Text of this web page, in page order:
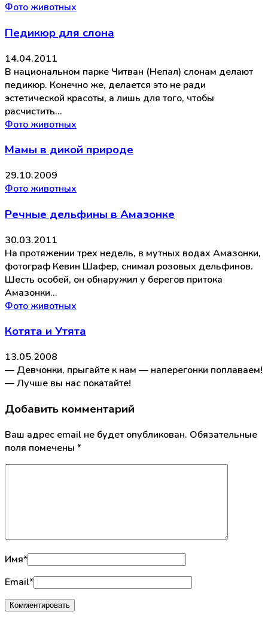
Фото животных
Педикюр для слона
14.04.2011
В национальном парке Читван (Непал) слонам делают
педикюр. Конечно же, делается это не ради
эстетической красоты, а лишь для того, чтобы
расчистить…
Фото животных
Мамы в дикой природе
29.10.2009
Фото животных
Речные дельфины в Амазонке
30.03.2011
На протяжении трех недель, в мутных водах Амазонки,
фотограф Кевин Шафер, снимал розовых дельфинов.
Шесть особей, он обнаружил у берегов притока
Амазонки…
Фото животных
Котята и Утята
13.05.2008
— Девчонки, прыгайте к нам — наперегонки поплаваем!
— Лучше вы нас покатайте!
Добавить комментарий
Ваш адрес email не будет опубликован. Обязательные
поля помечены *
Имя*
Email*